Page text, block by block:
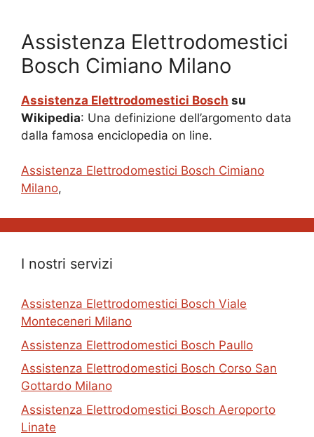
Assistenza Elettrodomestici
Bosch Cimiano Milano
Assistenza Elettrodomestici Bosch su
Wikipedia: Una definizione dell’argomento data
dalla famosa enciclopedia on line.
Assistenza Elettrodomestici Bosch Cimiano
Milano,
I nostri servizi
Assistenza Elettrodomestici Bosch Viale
Monteceneri Milano
Assistenza Elettrodomestici Bosch Paullo
Assistenza Elettrodomestici Bosch Corso San
Gottardo Milano
Assistenza Elettrodomestici Bosch Aeroporto
Linate